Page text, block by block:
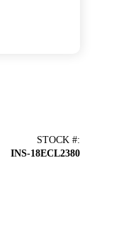
STOCK #:
INS-18ECL2380